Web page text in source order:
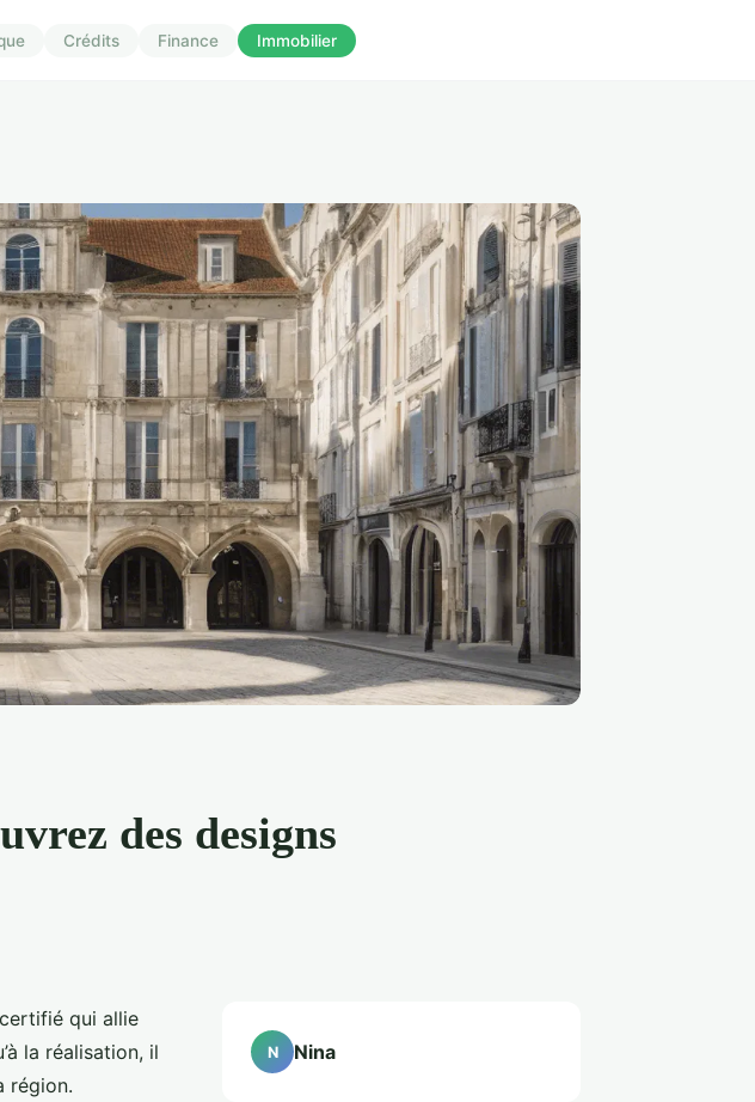
Crédits Finance Immobilier
des designs
qui allie
la réalisation, il
région.
N Nina